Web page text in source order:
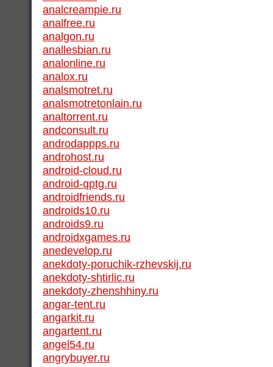
analcreampie.ru
analfree.ru
analgon.ru
anallesbian.ru
analonline.ru
analox.ru
analsmotret.ru
analsmotretonlain.ru
analtorrent.ru
andconsult.ru
androdappps.ru
androhost.ru
android-cloud.ru
android-qptg.ru
androidfriends.ru
androids10.ru
androids9.ru
androidxgames.ru
anedevelop.ru
anekdoty-poruchik-rzhevskij.ru
anekdoty-shtirlic.ru
anekdoty-zhenshhiny.ru
angar-tent.ru
angarkit.ru
angartent.ru
angel54.ru
angrybuyer.ru